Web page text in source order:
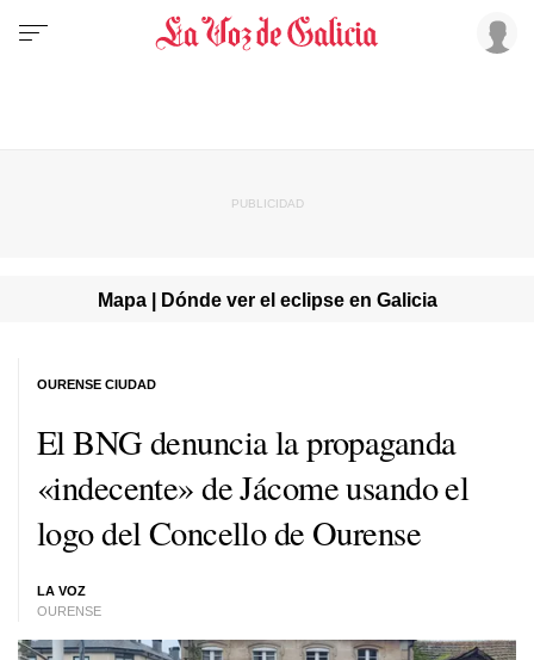
Mapa | Dónde ver el eclipse en Galicia
El BNG denuncia la propaganda
«indecente» de Jácome usando el
logo del Concello de Ourense
LA VOZ
OURENSE
OURENSE CIUDAD